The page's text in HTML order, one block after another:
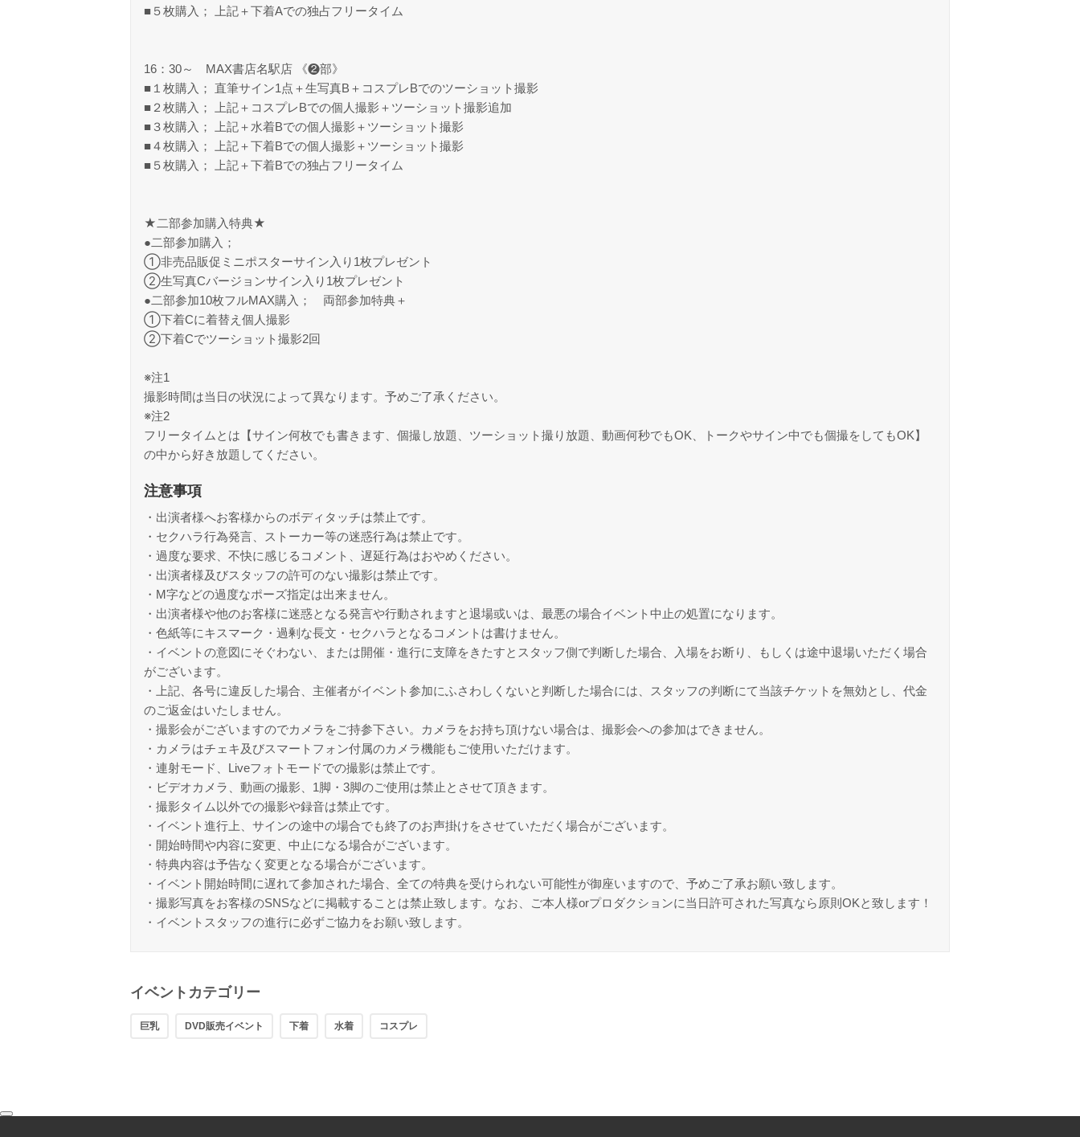
■５枚購入； 上記＋下着Aでの独占フリータイム
16：30～ MAX書店名駅店 《❷部》
■１枚購入； 直筆サイン1点＋生写真B＋コスプレBでのツーショット撮影
■２枚購入； 上記＋コスプレBでの個人撮影＋ツーショット撮影追加
■３枚購入； 上記＋水着Bでの個人撮影＋ツーショット撮影
■４枚購入； 上記＋下着Bでの個人撮影＋ツーショット撮影
■５枚購入； 上記＋下着Bでの独占フリータイム
★二部参加購入特典★
●二部参加購入；
①非売品販促ミニポスターサイン入り1枚プレゼント
②生写真Cバージョンサイン入り1枚プレゼント
●二部参加10枚フルMAX購入； 両部参加特典＋
①下着Cに着替え個人撮影
②下着Cでツーショット撮影2回
※注1
撮影時間は当日の状況によって異なります。予めご了承ください。
※注2
フリータイムとは【サイン何枚でも書きます、個撮し放題、ツーショット撮り放題、動画何秒でもOK、トークやサイン中でも個撮をしてもOK】
の中から好き放題してください。
注意事項
・出演者様へお客様からのボディタッチは禁止です。
・セクハラ行為発言、ストーカー等の迷惑行為は禁止です。
・過度な要求、不快に感じるコメント、遅延行為はおやめください。
・出演者様及びスタッフの許可のない撮影は禁止です。
・M字などの過度なポーズ指定は出来ません。
・出演者様や他のお客様に迷惑となる発言や行動されますと退場或いは、最悪の場合イベント中止の処置になります。
・色紙等にキスマーク・過剰な長文・セクハラとなるコメントは書けません。
・イベントの意図にそぐわない、または開催・進行に支障をきたすとスタッフ側で判断した場合、入場をお断り、もしくは途中退場いただく場合
がございます。
・上記、各号に違反した場合、主催者がイベント参加にふさわしくないと判断した場合には、スタッフの判断にて当該チケットを無効とし、代金
のご返金はいたしません。
・撮影会がございますのでカメラをご持参下さい。カメラをお持ち頂けない場合は、撮影会への参加はできません。
・カメラはチェキ及びスマートフォン付属のカメラ機能もご使用いただけます。
・連射モード、Liveフォトモードでの撮影は禁止です。
・ビデオカメラ、動画の撮影、1脚・3脚のご使用は禁止とさせて頂きます。
・撮影タイム以外での撮影や録音は禁止です。
・イベント進行上、サインの途中の場合でも終了のお声掛けをさせていただく場合がございます。
・開始時間や内容に変更、中止になる場合がございます。
・特典内容は予告なく変更となる場合がございます。
・イベント開始時間に遅れて参加された場合、全ての特典を受けられない可能性が御座いますので、予めご了承お願い致します。
・撮影写真をお客様のSNSなどに掲載することは禁止致します。なお、ご本人様orプロダクションに当日許可された写真なら原則OKと致します！
・イベントスタッフの進行に必ずご協力をお願い致します。
イベントカテゴリー
巨乳 DVD販売イベント 下着 水着 コスプレ